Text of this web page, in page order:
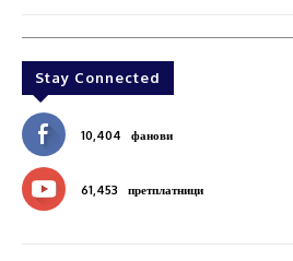
Stay Connected
10,404 фанови
61,453 претплатници